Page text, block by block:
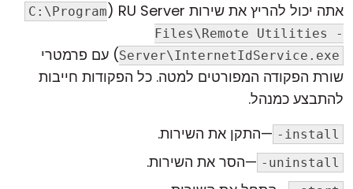
אתה יכול להריץ את שירות RU Server (
C:\Program
Files\Remote Utilities -
Server\InternetIdService.exe) עם פרמטרי
שורת הפקודה המפורטים למטה. כל הפקודות חייבות
להתבצע כמנהל.
-install —התקן את השירות.
-uninstall —הסר את השירות.